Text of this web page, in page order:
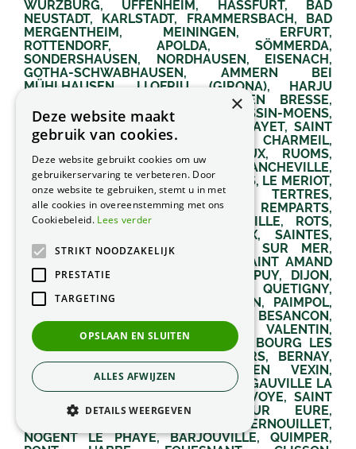
×
Deze website maakt
gebruik van cookies.
Deze website gebruikt cookies om uw
gebruikerservaring te verbeteren. Door
onze website te gebruiken, stemt u in met
alle cookies in overeenstemming met ons
Cookiebeleid. Lees verder
STRIKT NOODZAKELIJK
PRESTATIE
TARGETING
OPSLAAN EN SLUITEN
ALLES AFWIJZEN
DETAILS WEERGEVEN